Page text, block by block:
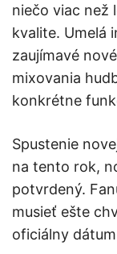
niečo viac než
kvalite. Umelá
zaujímavé
mixovania
konkrétne
Spustenie
na tento rok,
potvrdený.
musieť ešte
oficiálny